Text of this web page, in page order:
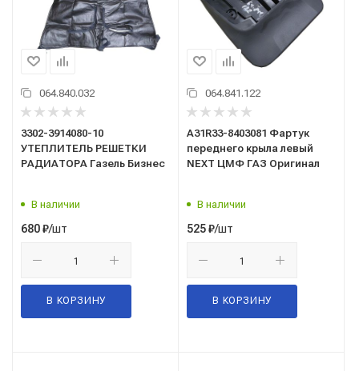
064.840.032
3302-3914080-10
УТЕПЛИТЕЛЬ РЕШЕТКИ
РАДИАТОРА Газель Бизнес
В наличии
680₽/шт
В КОРЗИНУ
064.841.122
А31R33-8403081 Фартук
переднего крыла левый
NEXT ЦМФ ГАЗ Оригинал
В наличии
525₽/шт
В КОРЗИНУ